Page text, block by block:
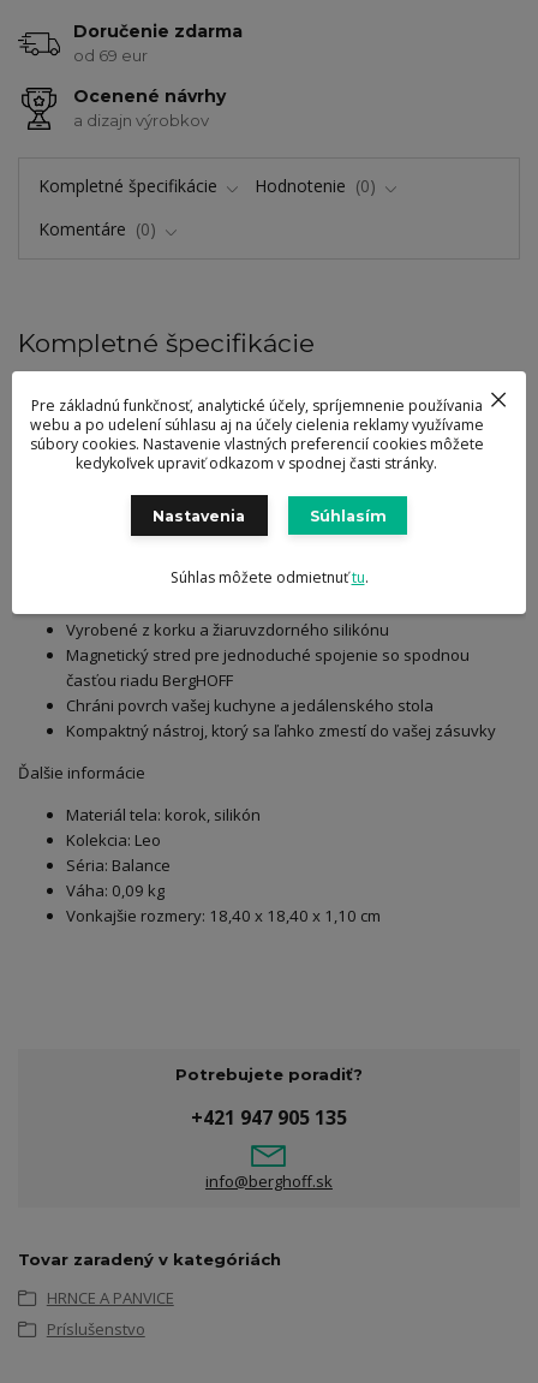
Doručenie zdarma
od 69 eur
Ocenené návrhy
a dizajn výrobkov
Kompletné špecifikácie Hodnotenie
0
Komentáre
0
Kompletné špecifikácie
Magnetická podložka Balance
Táto korková trojnožka vám pomôže štýlovo ochrániť váš kuchynský
povrch alebo jedálenský stôl. Nepoškriabe, neznečistí ani nepoškodí
povrch a poskytuje dostatok miesta pre hrniec alebo panvicu.
Trojnožka má navyše magnetický stred, ktorý sa ľahko drží na dne
Vyrobené z korku a žiaruvzdorného silikónu
Magnetický stred pre jednoduché spojenie so spodnou
časťou riadu BergHOFF
Chráni povrch vašej kuchyne a jedálenského stola
Kompaktný nástroj, ktorý sa ľahko zmestí do vašej zásuvky
Ďalšie informácie
Materiál tela: korok, silikón
Kolekcia: Leo
Séria: Balance
Váha: 0,09 kg
Vonkajšie rozmery: 18,40 x 18,40 x 1,10 cm
Potrebujete poradiť?
+421 947 905 135
info@berghoff.sk
Tovar zaradený v kategóriách
HRNCE A PANVICE
Príslušenstvo
Pre základnú funkčnosť, analytické účely, spríjemnenie používania
webu a po udelení súhlasu aj na účely cielenia reklamy využívame
súbory cookies. Nastavenie vlastných preferencií cookies môžete
kedykoľvek upraviť odkazom v spodnej časti stránky.
Nastavenia Súhlasím
Súhlas môžete odmietnuťtu.